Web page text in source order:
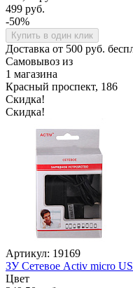
499 руб.
-50%
Купить в один клик
Доставка от 500 руб.
Самовывоз из
1 магазина
Красный проспект, 186
Скидка!
Скидка!
Артикул: 19169
ЗУ Сетевое Activ micro
Цвет